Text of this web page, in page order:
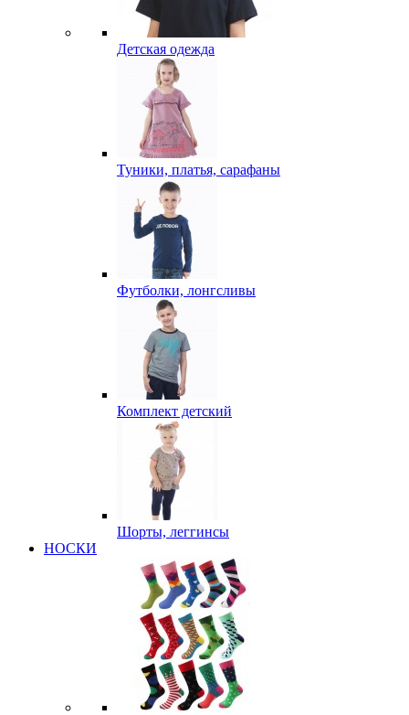
Детская одежда
Туники, платья, сарафаны
Футболки, лонгсливы
Комплект детский
Шорты, леггинсы
НОСКИ